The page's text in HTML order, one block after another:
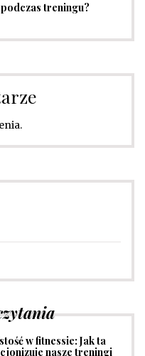
treningu?
w fitnessie: Jak ta
nasze treningi